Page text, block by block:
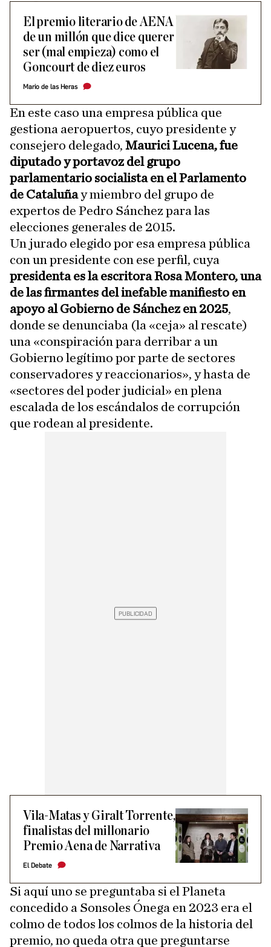
El premio literario de AENA
de un millón que dice querer
ser (mal empieza) como el
Goncourt de diez euros
Mario de las Heras
En este caso una empresa pública que
gestiona aeropuertos, cuyo presidente y
consejero delegado, Maurici Lucena, fue
diputado y portavoz del grupo
parlamentario socialista en el Parlamento
de Cataluñay miembro del grupo de
expertos de Pedro Sánchez para las
elecciones generales de 2015.
Un jurado elegido por esa empresa pública
con un presidente con ese perfil, cuya
presidenta es la escritora Rosa Montero, una
de las firmantes del inefable manifiesto en
apoyo al Gobierno de Sánchez en 2025,
donde se denunciaba (la «ceja» al rescate)
una «conspiración para derribar a un
Gobierno legítimo por parte de sectores
conservadores y reaccionarios», y hasta de
«sectores del poder judicial» en plena
escalada de los escándalos de corrupción
que rodean al presidente.
Vila-Matas y Giralt Torrente,
finalistas del millonario
Premio Aena de Narrativa
El Debate
Si aquí uno se preguntaba si el Planeta
concedido a Sonsoles Ónega en 2023 era el
colmo de todos los colmos de la historia del
premio, no queda otra que preguntarse